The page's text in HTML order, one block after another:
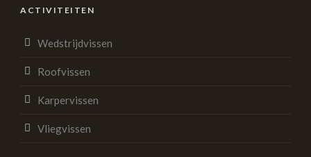
ACTIVITEITEN
Wedstrijdvissen
Roofvissen
Karpervissen
Vliegvissen